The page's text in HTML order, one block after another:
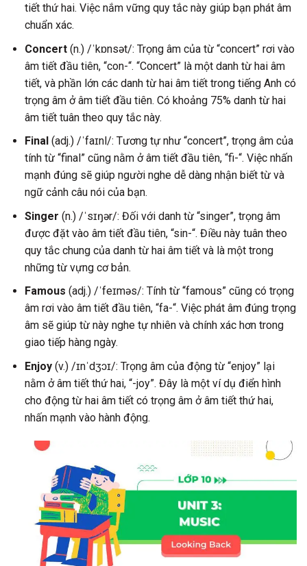
tiết thứ hai. Việc nắm vững quy tắc này giúp bạn phát âm
chuẩn xác.
Concert(n.) /ˈkɒnsət/: Trọng âm của từ “concert” rơi vào
âm tiết đầu tiên, “con-“. “Concert” là một danh từ hai âm
tiết, và phần lớn các danh từ hai âm tiết trong tiếng Anh có
trọng âm ở âm tiết đầu tiên. Có khoảng 75% danh từ hai
âm tiết tuân theo quy tắc này.
Final (adj.) /ˈfaɪnl/: Tương tự như “concert”, trọng âm của
tính từ “final” cũng nằm ở âm tiết đầu tiên, “fi-“. Việc nhấn
mạnh đúng sẽ giúp người nghe dễ dàng nhận biết từ và
ngữ cảnh câu nói của bạn.
Singer (n.) /ˈsɪŋər/: Đối với danh từ “singer”, trọng âm
được đặt vào âm tiết đầu tiên, “sin-“. Điều này tuân theo
quy tắc chung của danh từ hai âm tiết và là một trong
những từ vựng cơ bản.
Famous (adj.) /ˈfeɪməs/: Tính từ “famous” cũng có trọng
âm rơi vào âm tiết đầu tiên, “fa-“. Việc phát âm đúng trọng
âm sẽ giúp từ này nghe tự nhiên và chính xác hơn trong
giao tiếp hàng ngày.
Enjoy(v.) /ɪnˈdʒɔɪ/: Trọng âm của động từ “enjoy” lại
nằm ở âm tiết thứ hai, “-joy”. Đây là một ví dụ điển hình
cho động từ hai âm tiết có trọng âm ở âm tiết thứ hai,
nhấn mạnh vào hành động.